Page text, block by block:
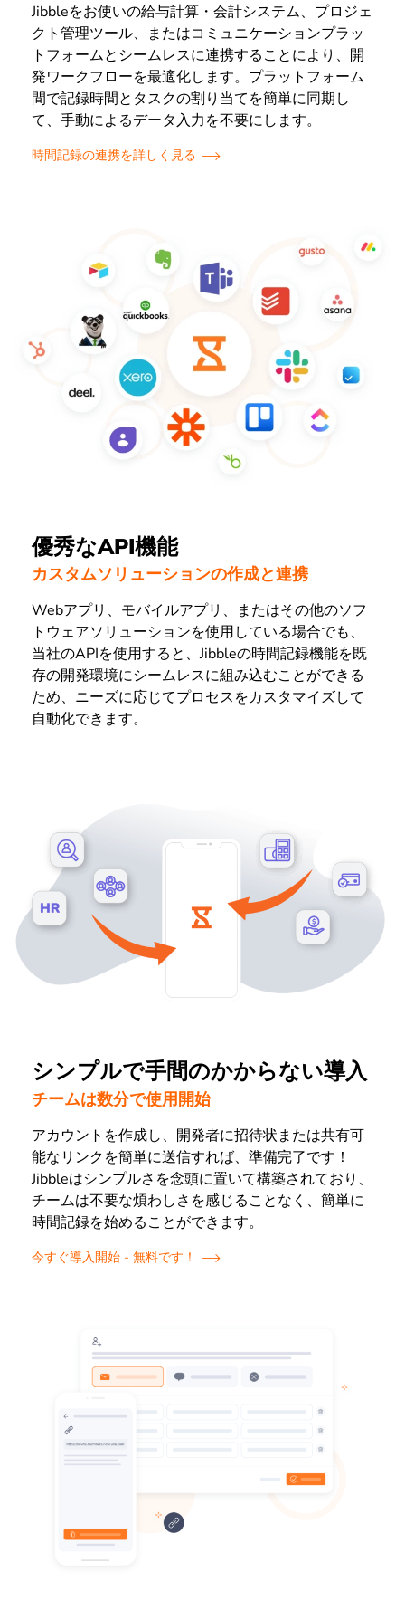
Jibbleをお使いの給与計算・会計システム、プロジェ
クト管理ツール、またはコミュニケーションプラッ
トフォームとシームレスに連携することにより、開
発ワークフローを最適化します。プラットフォーム
間で記録時間とタスクの割り当てを簡単に同期し
て、手動によるデータ入力を不要にします。
時間記録の連携を詳しく見る
優秀なAPI機能
カスタムソリューションの作成と連携
Webアプリ、モバイルアプリ、またはその他のソフ
トウェアソリューションを使用している場合でも、
当社のAPIを使用すると、Jibbleの時間記録機能を既
存の開発環境にシームレスに組み込むことができる
ため、ニーズに応じてプロセスをカスタマイズして
自動化できます。
シンプルで手間のかからない導入
チームは数分で使用開始
アカウントを作成し、開発者に招待状または共有可
能なリンクを簡単に送信すれば、準備完了です！
Jibbleはシンプルさを念頭に置いて構築されており、
チームは不要な煩わしさを感じることなく、簡単に
時間記録を始めることができます。
今すぐ導入開始 - 無料です！